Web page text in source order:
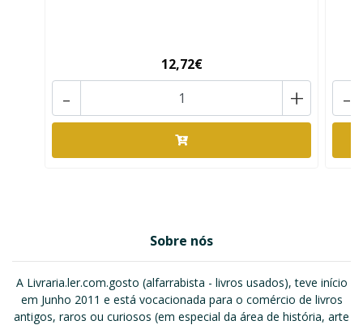
12,72€
+
- -
Sobre nós
A Livraria.ler.com.gosto (alfarrabista - livros usados), teve início
em Junho 2011 e está vocacionada para o comércio de livros
antigos, raros ou curiosos (em especial da área de história, arte